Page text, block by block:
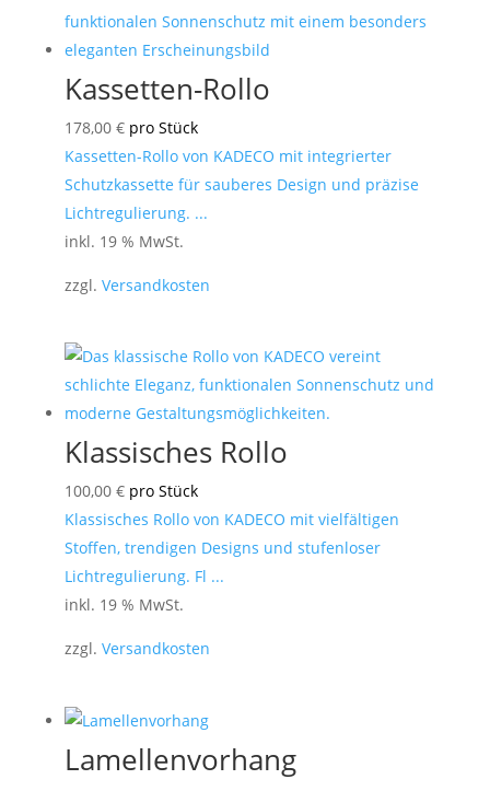
Kassetten-Rollo
178,00 € pro Stück
Kassetten-Rollo von KADECO mit integrierter
Schutzkassette für sauberes Design und präzise
Lichtregulierung. ...
inkl. 19 % MwSt.
zzgl. Versandkosten
Klassisches Rollo
100,00 € pro Stück
Klassisches Rollo von KADECO mit vielfältigen
Stoffen, trendigen Designs und stufenloser
Lichtregulierung. Fl ...
inkl. 19 % MwSt.
zzgl. Versandkosten
Lamellenvorhang